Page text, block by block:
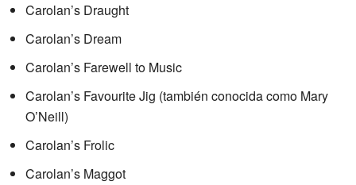
Carolan’s Draught
Carolan’s Dream
Carolan’s Farewell to Music
Carolan’s Favourite Jig (también conocida como Mary
O’Neill)
Carolan’s Frolic
Carolan’s Maggot